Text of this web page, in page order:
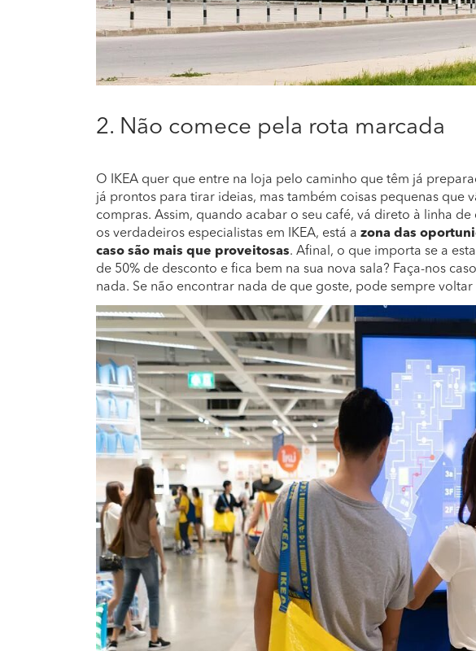
2. Não comece pela rota marcada
O IKEA quer que entre na loja pelo caminho que têm já
já prontos para tirar ideias, mas também coisas pequenas que
compras. Assim, quando acabar o seu café, vá direto à linha
os verdadeiros especialistas em IKEA, está a zona das
caso são mais que proveitosas. Afinal, o que importa se a
de 50% de desconto e fica bem na sua nova sala? Faça-nos
nada. Se não encontrar nada de que goste, pode sempre